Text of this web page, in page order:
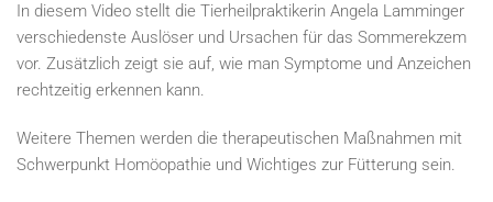
In diesem Video stellt die Tierheilpraktikerin Angela Lamminger
verschiedenste Auslöser und Ursachen für das Sommerekzem
vor. Zusätzlich zeigt sie auf, wie man Symptome und Anzeichen
rechtzeitig erkennen kann.
Weitere Themen werden die therapeutischen Maßnahmen mit
Schwerpunkt Homöopathie und Wichtiges zur Fütterung sein.